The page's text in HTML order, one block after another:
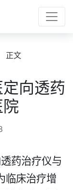
正文
向透药
药治疗仪与
临床治疗增